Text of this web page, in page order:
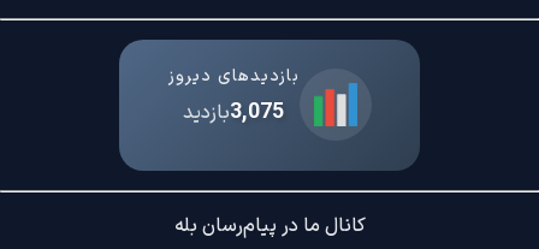
بازدیدهای دیروز
3,075بازدید
کانال ما در پیام‌رسان بله